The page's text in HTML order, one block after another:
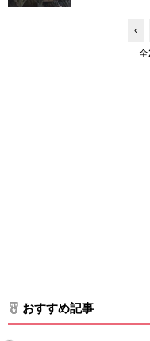
‹
全
おすすめ記事